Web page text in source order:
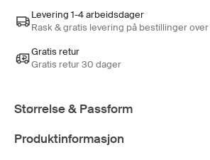
Levering 1-4 arbeidsdager
Rask & gratis levering på bestillinger
Gratis retur
Gratis retur 30 dager
Størrelse & Passform
Produktinformasjon